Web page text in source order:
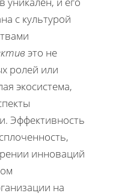
с культурой
это не
ролей или
экосистема,
Эффективность
инноваций
на